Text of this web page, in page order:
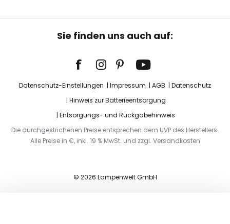
Sie finden uns auch auf:
Datenschutz-Einstellungen Impressum AGB
Datenschutz
Hinweis zur Batterieentsorgung
Entsorgungs- und Rückgabehinweis
Die durchgestrichenen Preise entsprechen dem UVP des Herstellers.
Alle Preise in €, inkl. 19 % MwSt. und zzgl. Versandkosten
© 2026 Lampenwelt GmbH